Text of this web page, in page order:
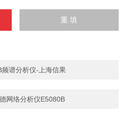
谱分析仪-上海信果
网络分析仪E5080B